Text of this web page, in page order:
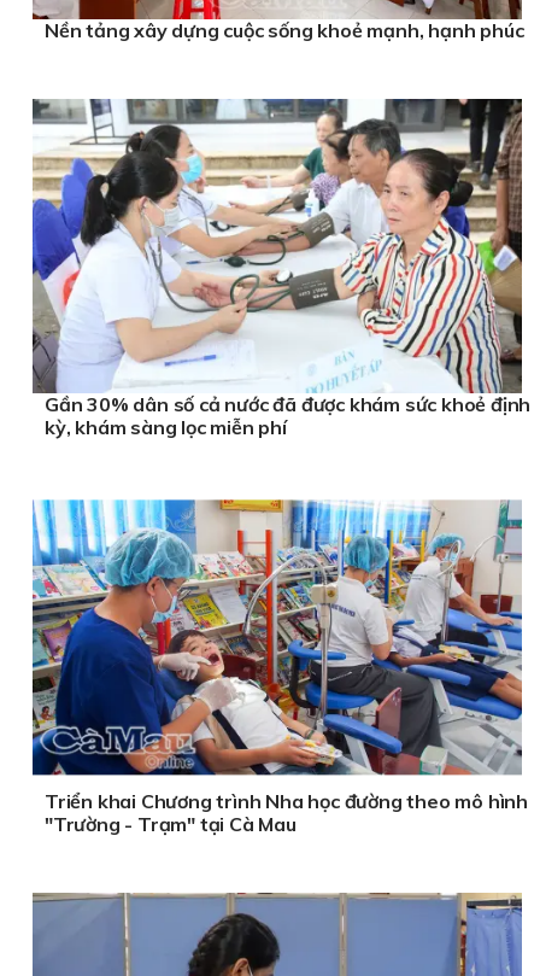
Nền tảng xây dựng cuộc sống khoẻ mạnh, hạnh phúc
Gần 30% dân số cả nước đã được khám sức khoẻ định
kỳ, khám sàng lọc miễn phí
Triển khai Chương trình Nha học đường theo mô hình
"Trường - Trạm" tại Cà Mau